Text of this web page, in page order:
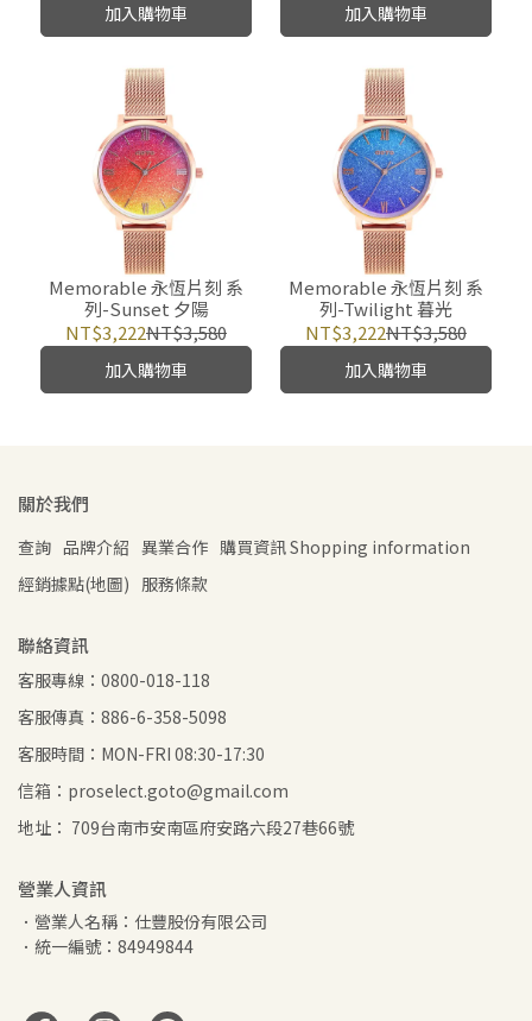
加入購物車 加入購物車
Memorable 永恆片刻 系
列-Sunset 夕陽
NT$3,222NT$3,580
加入購物車
Memorable 永恆片刻 系
列-Twilight 暮光
NT$3,222NT$3,580
加入購物車
關於我們
查詢 品牌介紹 異業合作 購買資訊 Shopping information
經銷據點(地圖) 服務條款
聯絡資訊
客服專線：0800-018-118
客服傳真：886-6-358-5098
客服時間：MON-FRI 08:30-17:30
信箱：proselect.goto@gmail.com
地址： 709台南市安南區府安路六段27巷66號
營業人資訊
．營業人名稱：仕豐股份有限公司
．統一編號：84949844